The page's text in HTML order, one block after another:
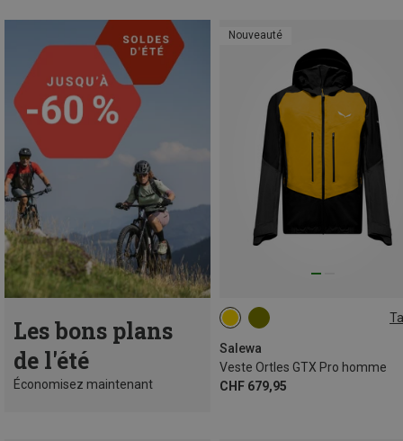
Les bons plans
de l'été
Économisez maintenant
Nouveauté
Salewa
Veste Ortles GTX Pro homme
CHF 679,95
S M